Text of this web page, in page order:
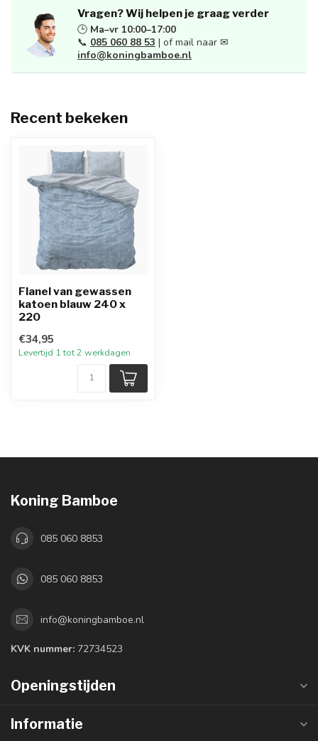
Vragen? Wij helpen je graag verder
🕒 Ma–vr 10:00–17:00
📞 085 060 88 53 | of mail naar ✉
info@koningbamboe.nl
Recent bekeken
Flanel van gewassen
katoen blauw 240 x
220
€34,95
Levertijd 1 tot 2 werkdagen
Koning Bamboe
085 060 8853
085 060 8853
info@koningbamboe.nl
KVK nummer: 72734523
Openingstijden
Informatie